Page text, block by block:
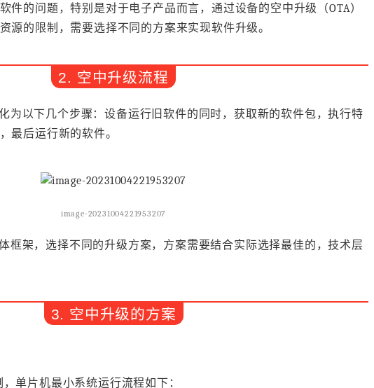
件的问题，特别是对于电子产品而言，通过设备的空中升级（OTA）
源的限制，需要选择不同的方案来实现软件升级。
2. 空中升级流程
为以下几个步骤：设备运行旧软件的同时，获取新的软件包，执行特
最后运行新的软件。
image-20231004221953207
框架，选择不同的升级方案，方案需要结合实际选择最佳的，技术层
3. 空中升级的方案
单片机最小系统运行流程如下：